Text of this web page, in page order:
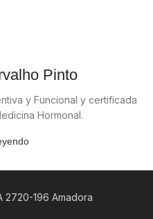
Pinto
y Funcional y certificada
Hormonal.
2720-196 Amadora